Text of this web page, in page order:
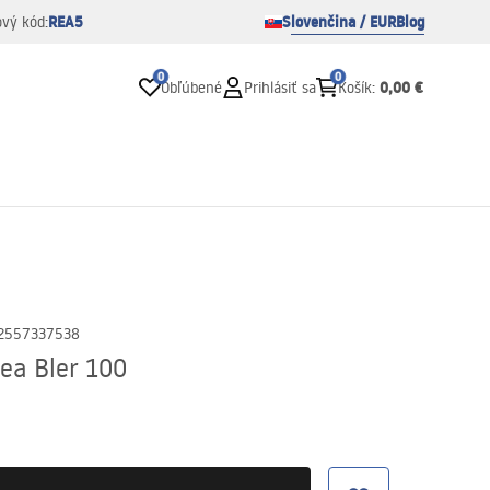
kód:REA5 Slovenčina / EURBlog
0
Obľúbené Prihlásiť sa
0
Košík: 0,00 €
Bler 100